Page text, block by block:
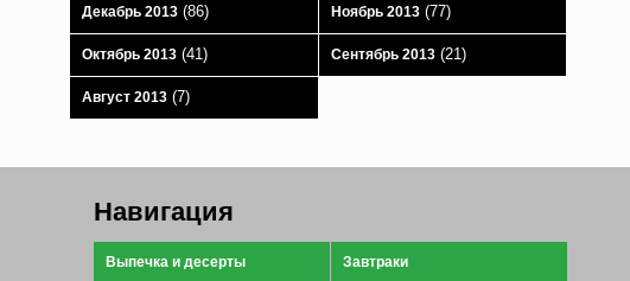
Декабрь 2013 (86) Ноябрь 2013(77)
Октябрь 2013 (41) Сентябрь 2013(21)
Август 2013 (7)
Навигация
Выпечка и десерты Завтраки